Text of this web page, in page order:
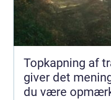
Topkapning af
giver det
du være